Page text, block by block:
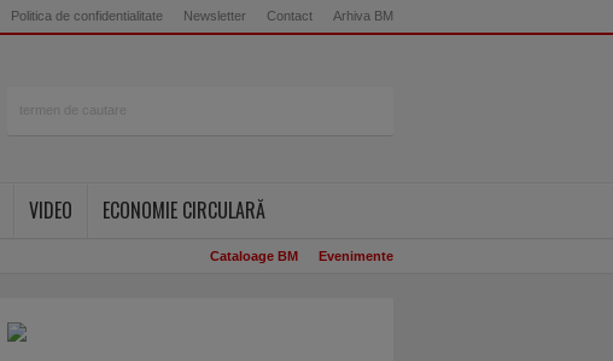
Politica de confidentialitate Newsletter Contact Arhiva BM
VIDEO
ECONOMIE CIRCULARĂ
Cataloage BM Evenimente